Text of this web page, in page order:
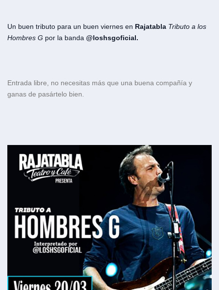
Un buen tributo para un buen viernes en Rajatabla Tributo a los
Hombres G por la banda @loshsgoficial.
Entrada libre, no necesitas más que una buena compañía y
ganas de pasártelo bien.